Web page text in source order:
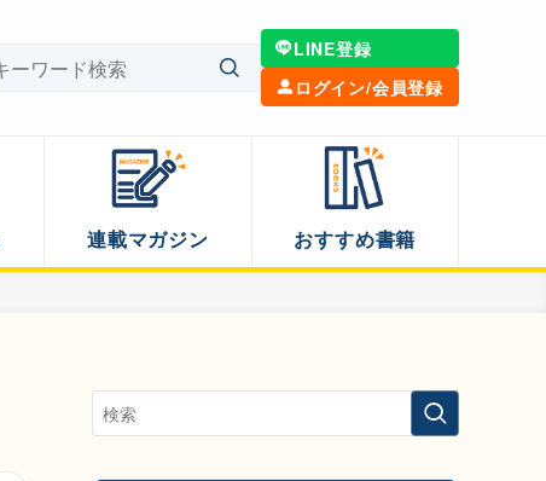
LINE登録
ログイン/会員登録
連載マガジン おすすめ書籍